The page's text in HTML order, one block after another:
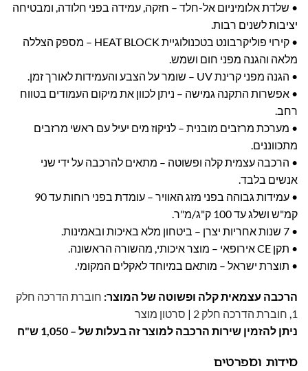
• שלדת אלומיניום אל-חלד – חזקה, עמידה בפני חלודה, ומבטיחה
יציבות לשנים רבות.
• קירוי פוליקרבונט בטכנולוגיית HEAT BLOCK – מספק הצללה
מלאה והגנה מפני חום ושמש.
• הגנה מפני קרינת UV – שומר על הצבע והעמידות לאורך זמן.
• אפשרות התקנה גמישה – ניתן לכוון את מיקום העמודים בטווח
רחב.
• מערכת מרזבים מובנית – לניקוז מים יעיל עם ראשי מרזבים
מתכווננים.
• הרכבה עצמית קלה ופשוטה – מתאים להרכבה על ידי שני
אנשים בלבד.
• עמידות גבוהה בפני מזג האוויר – עומדת בפני רוחות עד 90
קמ"ש ושלג עד 100 ק"ג/מ"ר.
• 7 שנות אחריות יצרן – ביטחון מלא באיכות ובאמינות.
• תקן CE אירופאי – מוצר איכותי, מהשורה הראשונה.
• תוצרת ישראל – מותאם במיוחד לאקלים המקומי.
הרכבה עצמאית קלה ופשוטה של המוצר: חוברת הדרכה חלק
1
, חוברת הדרכה חלק 2 | סרטון מוצר
ניתן להזמין שירות הרכבה למוצר זה בעלות של – 1,050 ש"ח
מידות ומפרטים